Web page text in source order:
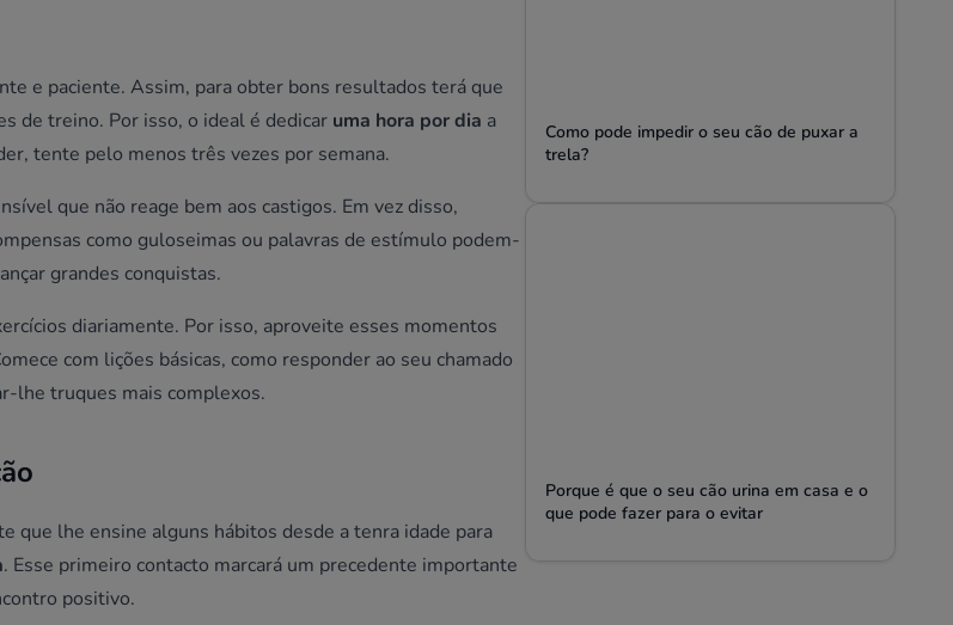
e paciente. Assim, para obter bons resultados terá que
de treino. Por isso, o ideal é dedicar uma hora por dia a
tente pelo menos três vezes por semana.
que não reage bem aos castigos. Em vez disso,
como guloseimas ou palavras de estímulo podem-
grandes conquistas.
diariamente. Por isso, aproveite esses momentos
com lições básicas, como responder ao seu chamado
lhe truques mais complexos.
que lhe ensine alguns hábitos desde a tenra idade para
. Esse primeiro contacto marcará um precedente importante
positivo.
Como pode impedir o seu cão de puxar a
trela?
Porque é que o seu cão urina em casa e o
que pode fazer para o evitar